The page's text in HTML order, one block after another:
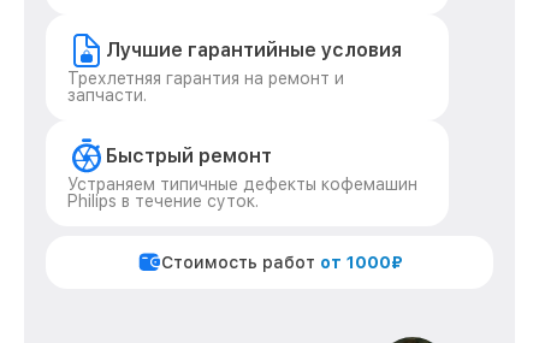
Лучшие гарантийные условия
Трехлетняя гарантия на ремонт и
запчасти.
Быстрый ремонт
Устраняем типичные дефекты кофемашин
Philips в течение суток.
Стоимость работ от 1000₽